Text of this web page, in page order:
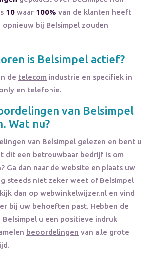
10 waar 100% van de klanten heeft
opnieuw bij Belsimpel zouden
is Belsimpel actief?
de telecom industrie en specifiek in
en telefonie.
van Belsimpel
Wat nu?
van Belsimpel gelezen en bent u
dit een betrouwbaar bedrijf is om
Ga dan naar de website en plaats uw
steeds niet zeker weet of Belsimpel
dan op webwinkelwijzer.nl en vind
bij uw behoeften past. Hebben de
Belsimpel u een positieve indruk
beoordelingen van alle grote